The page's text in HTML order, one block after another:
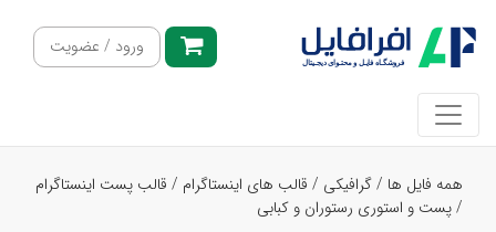
ورود / عضویت
همه فایل ها /گرافیکی / قالب های اینستاگرام / قالب پست اینستاگرام
/پست و استوری رستوران و کبابی